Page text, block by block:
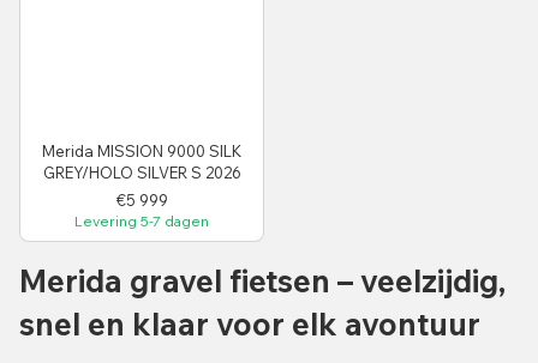
Merida MISSION 9000 SILK
GREY/HOLO SILVER S 2026
€5 999
Levering 5-7 dagen
Merida gravel fietsen – veelzijdig,
snel en klaar voor elk avontuur